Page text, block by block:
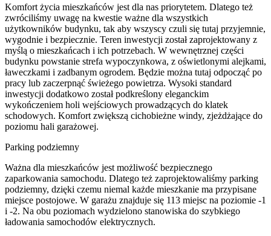
Komfort życia mieszkańców jest dla nas priorytetem. Dlatego też
zwróciliśmy uwagę na kwestie ważne dla wszystkich
użytkowników budynku, tak aby wszyscy czuli się tutaj przyjemnie,
wygodnie i bezpiecznie. Teren inwestycji został zaprojektowany z
myślą o mieszkańcach i ich potrzebach. W wewnętrznej części
budynku powstanie strefa wypoczynkowa, z oświetlonymi alejkami,
ławeczkami i zadbanym ogrodem. Będzie można tutaj odpocząć po
pracy lub zaczerpnąć świeżego powietrza. Wysoki standard
inwestycji dodatkowo został podkreślony eleganckim
wykończeniem holi wejściowych prowadzących do klatek
schodowych. Komfort zwiększą cichobieżne windy, zjeżdżające do
poziomu hali garażowej.
Parking podziemny
Ważna dla mieszkańców jest możliwość bezpiecznego
zaparkowania samochodu. Dlatego też zaprojektowaliśmy parking
podziemny, dzięki czemu niemal każde mieszkanie ma przypisane
miejsce postojowe. W garażu znajduje się 113 miejsc na poziomie -1
i -2. Na obu poziomach wydzielono stanowiska do szybkiego
ładowania samochodów elektrycznych.